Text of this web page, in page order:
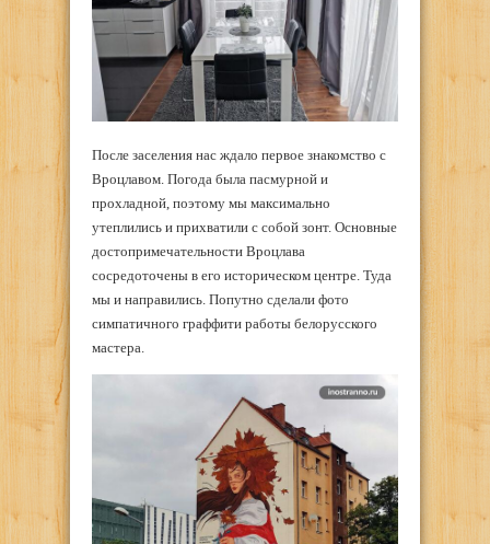
После заселения нас ждало первое знакомство с
Вроцлавом. Погода была пасмурной и
прохладной, поэтому мы максимально
утеплились и прихватили с собой зонт. Основные
достопримечательности Вроцлава
сосредоточены в его историческом центре. Туда
мы и направились. Попутно сделали фото
симпатичного граффити работы белорусского
мастера.